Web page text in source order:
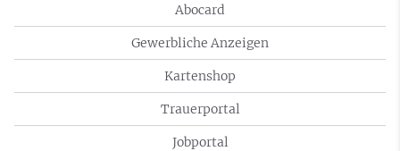
Abocard
Gewerbliche Anzeigen
Kartenshop
Trauerportal
Jobportal